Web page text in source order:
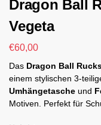
Dragon Ball
Vegeta
€60,00
Das Dragon Ball
einem stylischen 3-
Umhängetasche und
Motiven. Perfekt für